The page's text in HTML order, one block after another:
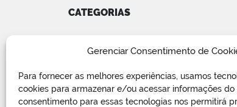
Gerenciar Consentimento de
Para fornecer as melhores experiências, usamos
cookies para armazenar e/ou acessar informações do
consentimento para essas tecnologias nos permitirá
CATEGORIAS
COVID-19
Editais e Avisos
Notícias
Relatório de Projetos e Execução